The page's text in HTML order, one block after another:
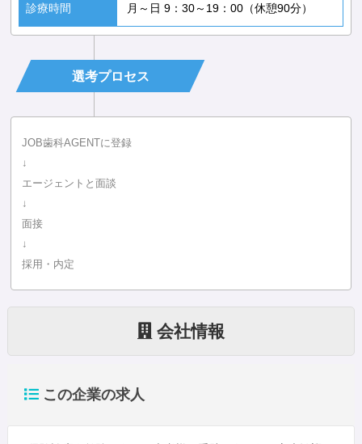
診療時間 月～日 9：30～19：00（休憩90分）
選考プロセス
JOB歯科AGENTに登録
↓
エージェントと面談
↓
面接
↓
採用・内定
会社情報
この企業の求人